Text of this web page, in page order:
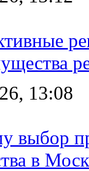
13:08
выбор
в